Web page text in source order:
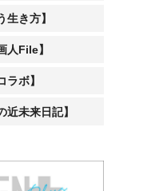
き方】
人File】
ボ】
未来日記】